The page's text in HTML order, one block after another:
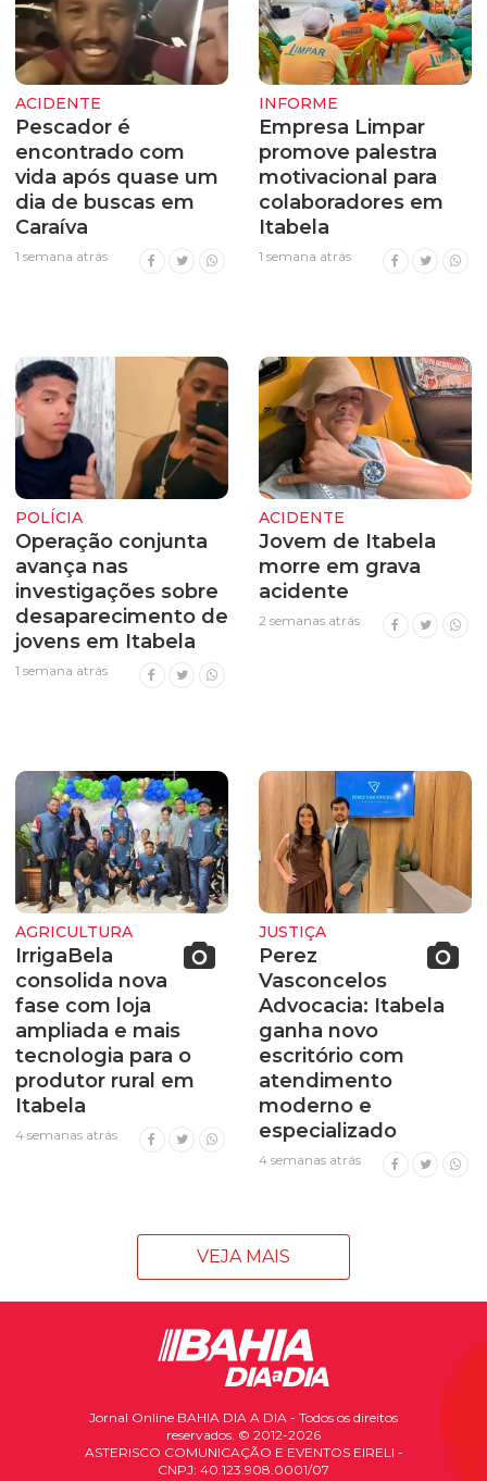
ACIDENTE
Pescador é
encontrado com
vida após quase um
dia de buscas em
Caraíva
1 semana atrás
INFORME
Empresa Limpar
promove palestra
motivacional para
colaboradores em
Itabela
1 semana atrás
POLÍCIA
Operação conjunta
avança nas
investigações sobre
desaparecimento de
jovens em Itabela
1 semana atrás
ACIDENTE
Jovem de Itabela
morre em grava
acidente
2 semanas atrás
AGRICULTURA
IrrigaBela
consolida nova
fase com loja
ampliada e mais
tecnologia para o
produtor rural em
Itabela
4 semanas atrás
JUSTIÇA
Perez
Vasconcelos
Advocacia: Itabela
ganha novo
escritório com
atendimento
moderno e
especializado
4 semanas atrás
VEJA MAIS
Jornal Online BAHIA DIA A DIA - Todos os direitos
reservados. © 2012-2026
ASTERISCO COMUNICAÇÃO E EVENTOS EIRELI -
CNPJ: 40.123.908.0001/07